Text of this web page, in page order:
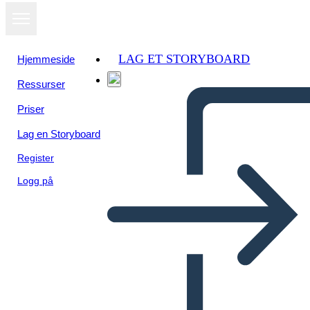
Hjemmeside
Ressurser
Priser
Lag en Storyboard
Register
Logg på
LAG ET STORYBOARD